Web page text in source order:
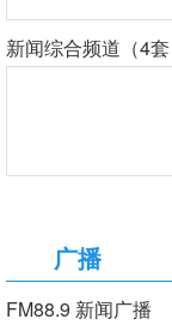
新闻综合频道（4套
广播
FM88.9 新闻广播